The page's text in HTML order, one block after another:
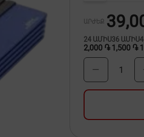
ԱՐԺԵՔ
24 ԱՄԻՍ
2,000 ֏
36 ԱՄԻՍ
1,500 ֏
1